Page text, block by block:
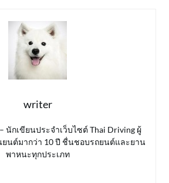
writer
นักเขียนประจำเว็บไซต์ Thai Driving ผู้
ยนต์มากว่า 10 ปี ชื่นชอบรถยนต์และยาน
พาหนะทุกประเภท